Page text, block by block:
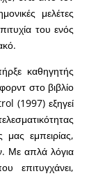
μελέτες
του ενός
καθηγητής
στο βιβλίο
(1997) εξηγεί
μας εμπειρίας,
Με απλά λόγια
επιτυγχάνει,